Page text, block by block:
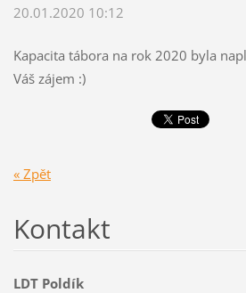
20.01.2020 10:12
Kapacita tábora na rok 2020 byla
Váš zájem :)
« Zpět
Kontakt
LDT Poldík